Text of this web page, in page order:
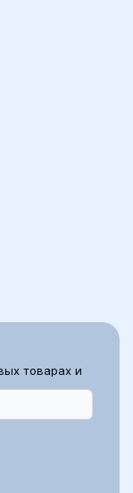
товарах и